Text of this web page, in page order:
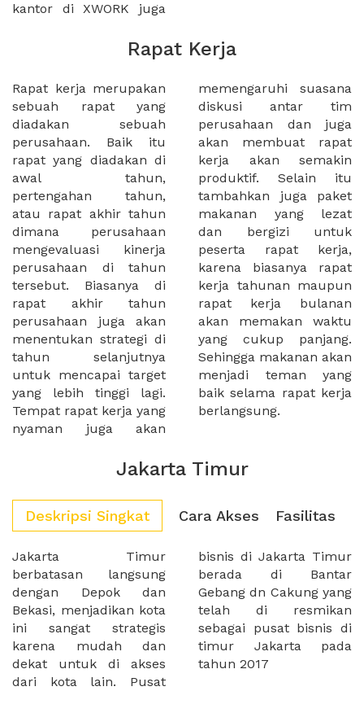
kantor di XWORK juga
Rapat Kerja
Rapat kerja merupakan
sebuah rapat yang
diadakan sebuah
perusahaan. Baik itu
rapat yang diadakan di
awal tahun,
pertengahan tahun,
atau rapat akhir tahun
dimana perusahaan
mengevaluasi kinerja
perusahaan di tahun
tersebut. Biasanya di
rapat akhir tahun
perusahaan juga akan
menentukan strategi di
tahun selanjutnya
untuk mencapai target
yang lebih tinggi lagi.
Tempat rapat kerja yang
nyaman juga akan
memengaruhi suasana
diskusi antar tim
perusahaan dan juga
akan membuat rapat
kerja akan semakin
produktif. Selain itu
tambahkan juga paket
makanan yang lezat
dan bergizi untuk
peserta rapat kerja,
karena biasanya rapat
kerja tahunan maupun
rapat kerja bulanan
akan memakan waktu
yang cukup panjang.
Sehingga makanan akan
menjadi teman yang
baik selama rapat kerja
berlangsung.
Jakarta Timur
Deskripsi Singkat Cara Akses Fasilitas
Jakarta Timur
berbatasan langsung
dengan Depok dan
Bekasi, menjadikan kota
ini sangat strategis
karena mudah dan
dekat untuk di akses
dari kota lain. Pusat
bisnis di Jakarta Timur
berada di Bantar
Gebang dn Cakung yang
telah di resmikan
sebagai pusat bisnis di
timur Jakarta pada
tahun 2017